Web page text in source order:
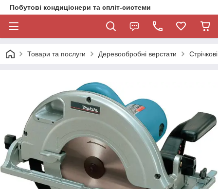
Побутові кондиціонери та спліт-системи
Товари та послуги Деревообробні верстати